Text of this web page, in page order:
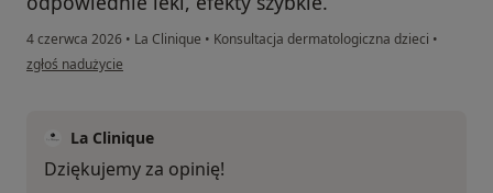
4 czerwca 2026 • La Clinique • Konsultacja dermatologiczna dzieci •
w opinii użytkownika JP
zgłoś nadużycie
La Clinique
Dziękujemy za opinię!